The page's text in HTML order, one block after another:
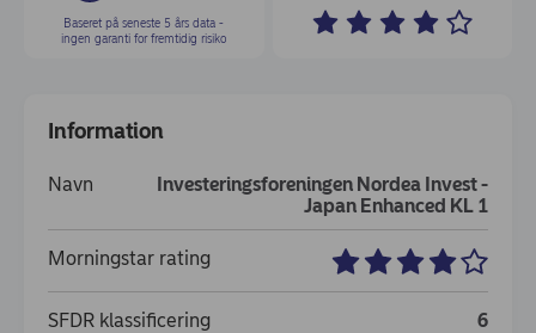
Baseret på seneste 5 års data -
ingen garanti for fremtidig risiko
Information
Navn
Investeringsforeningen Nordea Invest -
Japan Enhanced KL 1
Morningstar rating
SFDR klassificering 6